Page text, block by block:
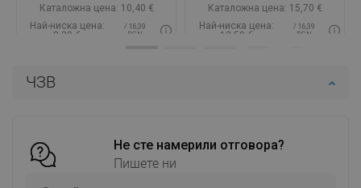
ЧЗВ
Не сте намерили отговора?
Пишете ни
Каталожна цена: 10,40 €
Най-ниска цена:
8,39 €
/ 16,39
BGN
Добави в количката
Каталожна цена: 15,70 €
Най-ниска цена:
12,59 €
/ 16,39
BGN
Добави в количката